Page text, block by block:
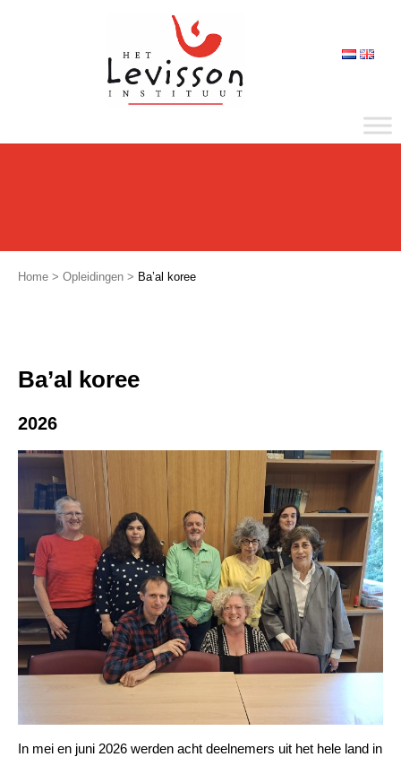
Home > Opleidingen > Ba’al koree
Ba’al koree
2026
In mei en juni 2026 werden acht deelnemers uit het hele land in